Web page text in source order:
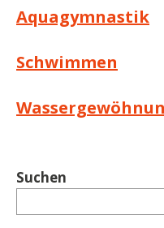
Aquagymnastik
Schwimmen
Suchen